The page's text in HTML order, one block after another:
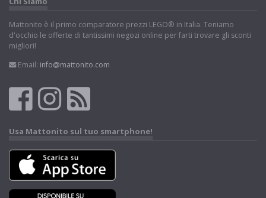
Mattonito è il primo comparatore prezzi LEGO® in Italia. Teniamo
d'occhio le offerte di tantissimi negozi online per farti trovare gli sconti
migliori!
Email: info@mattonito.com
Usa Mattonito sul tuo smartphone!